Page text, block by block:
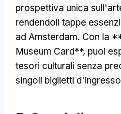
prospettiva unica
rendendoli tappe
ad Amsterdam. Con la
Museum Card**, puoi
tesori culturali senza
singoli biglietti